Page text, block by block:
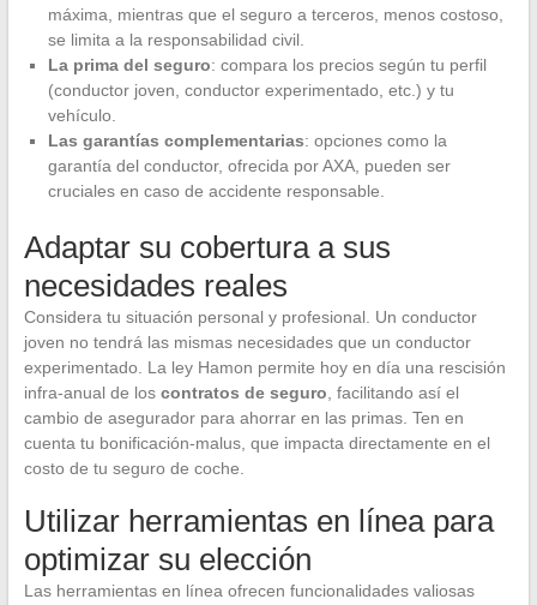
máxima, mientras que el seguro a terceros, menos costoso,
se limita a la responsabilidad civil.
La prima del seguro: compara los precios según tu perfil
(conductor joven, conductor experimentado, etc.) y tu
vehículo.
Las garantías complementarias: opciones como la
garantía del conductor, ofrecida por AXA, pueden ser
cruciales en caso de accidente responsable.
Adaptar su cobertura a sus
necesidades reales
Considera tu situación personal y profesional. Un conductor
joven no tendrá las mismas necesidades que un conductor
experimentado. La ley Hamon permite hoy en día una rescisión
infra-anual de los contratos de seguro , facilitando así el
cambio de asegurador para ahorrar en las primas. Ten en
cuenta tu bonificación-malus, que impacta directamente en el
costo de tu seguro de coche.
Utilizar herramientas en línea para
optimizar su elección
Las herramientas en línea ofrecen funcionalidades valiosas